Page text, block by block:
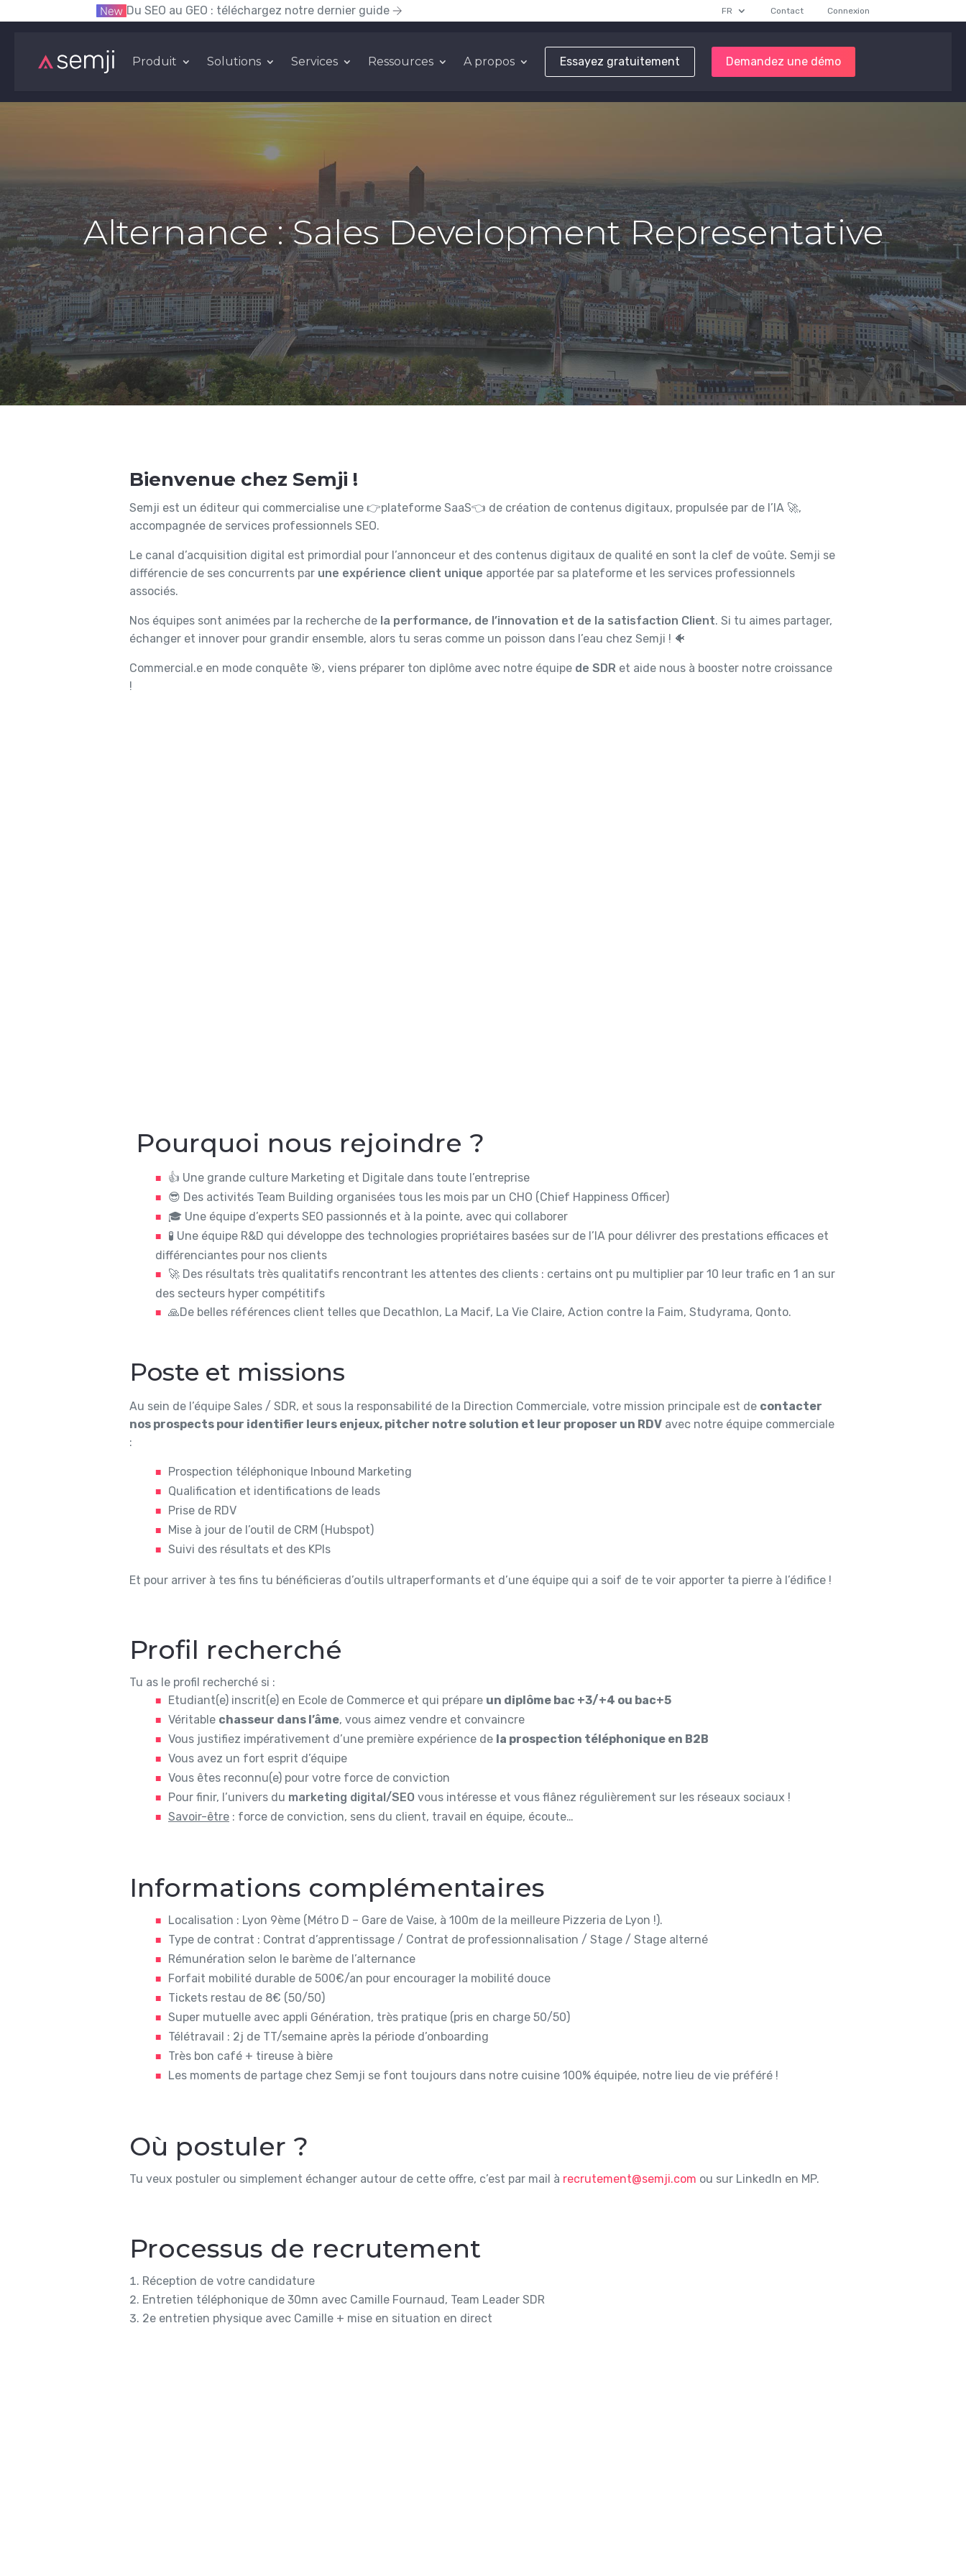
Du SEO au GEO : téléchargez notre dernier guide FR Contact Connexion
Produit Solutions Services Ressources A propos Essayez gratuitement Demandez une démo
Alternance : Sales Development Representative
Bienvenue chez Semji !
Semji est un éditeur qui commercialise une 👉plateforme SaaS👈 de création de contenus digitaux, propulsée par de l’IA 🚀,
accompagnée de services professionnels SEO.
Le canal d’acquisition digital est primordial pour l’annonceur et des contenus digitaux de qualité en sont la clef de voûte. Semji se
différencie de ses concurrents par une expérience client unique apportée par sa plateforme et les services professionnels
associés.
Nos équipes sont animées par la recherche de la performance, de l’innovation et de la satisfaction Client. Si tu aimes partager,
échanger et innover pour grandir ensemble, alors tu seras comme un poisson dans l’eau chez Semji ! 🐠
Commercial.e en mode conquête 🎯, viens préparer ton diplôme avec notre équipe de SDR et aide nous à booster notre croissance
!
Pourquoi nous rejoindre ?
👍 Une grande culture Marketing et Digitale dans toute l’entreprise
😎 Des activités Team Building organisées tous les mois par un CHO (Chief Happiness Officer)
🎓 Une équipe d’experts SEO passionnés et à la pointe, avec qui collaborer
🧪 Une équipe R&D qui développe des technologies propriétaires basées sur de l’IA pour délivrer des prestations efficaces et
différenciantes pour nos clients
🚀 Des résultats très qualitatifs rencontrant les attentes des clients : certains ont pu multiplier par 10 leur trafic en 1 an sur
des secteurs hyper compétitifs
🙏De belles références client telles que Decathlon, La Macif, La Vie Claire, Action contre la Faim, Studyrama, Qonto.
Poste et missions
Au sein de l’équipe Sales / SDR, et sous la responsabilité de la Direction Commerciale, votre mission principale est de contacter
nos prospects pour identifier leurs enjeux, pitcher notre solution et leur proposer un RDV avec notre équipe commerciale
:
Prospection téléphonique Inbound Marketing
Qualification et identifications de leads
Prise de RDV
Mise à jour de l’outil de CRM (Hubspot)
Suivi des résultats et des KPIs
Et pour arriver à tes fins tu bénéficieras d’outils ultraperformants et d’une équipe qui a soif de te voir apporter ta pierre à l’édifice !
Profil recherché
Tu as le profil recherché si :
Etudiant(e) inscrit(e) en Ecole de Commerce et qui prépare un diplôme bac +3/+4 ou bac+5
Véritable chasseur dans l’âme, vous aimez vendre et convaincre
Vous justifiez impérativement d’une première expérience de la prospection téléphonique en B2B
Vous avez un fort esprit d’équipe
Vous êtes reconnu(e) pour votre force de conviction
Pour finir, l’univers du marketing digital/SEO vous intéresse et vous flânez régulièrement sur les réseaux sociaux !
Savoir-être : force de conviction, sens du client, travail en équipe, écoute…
Informations complémentaires
Localisation : Lyon 9ème (Métro D – Gare de Vaise, à 100m de la meilleure Pizzeria de Lyon !).
Type de contrat : Contrat d’apprentissage / Contrat de professionnalisation / Stage / Stage alterné
Rémunération selon le barème de l’alternance
Forfait mobilité durable de 500€/an pour encourager la mobilité douce
Tickets restau de 8€ (50/50)
Super mutuelle avec appli Génération, très pratique (pris en charge 50/50)
Télétravail : 2j de TT/semaine après la période d’onboarding
Très bon café + tireuse à bière
Les moments de partage chez Semji se font toujours dans notre cuisine 100% équipée, notre lieu de vie préféré !
Où postuler ?
Tu veux postuler ou simplement échanger autour de cette offre, c’est par mail à recrutement@semji.com ou sur LinkedIn en MP.
Processus de recrutement
Réception de votre candidature
Entretien téléphonique de 30mn avec Camille Fournaud, Team Leader SDR
2e entretien physique avec Camille + mise en situation en direct